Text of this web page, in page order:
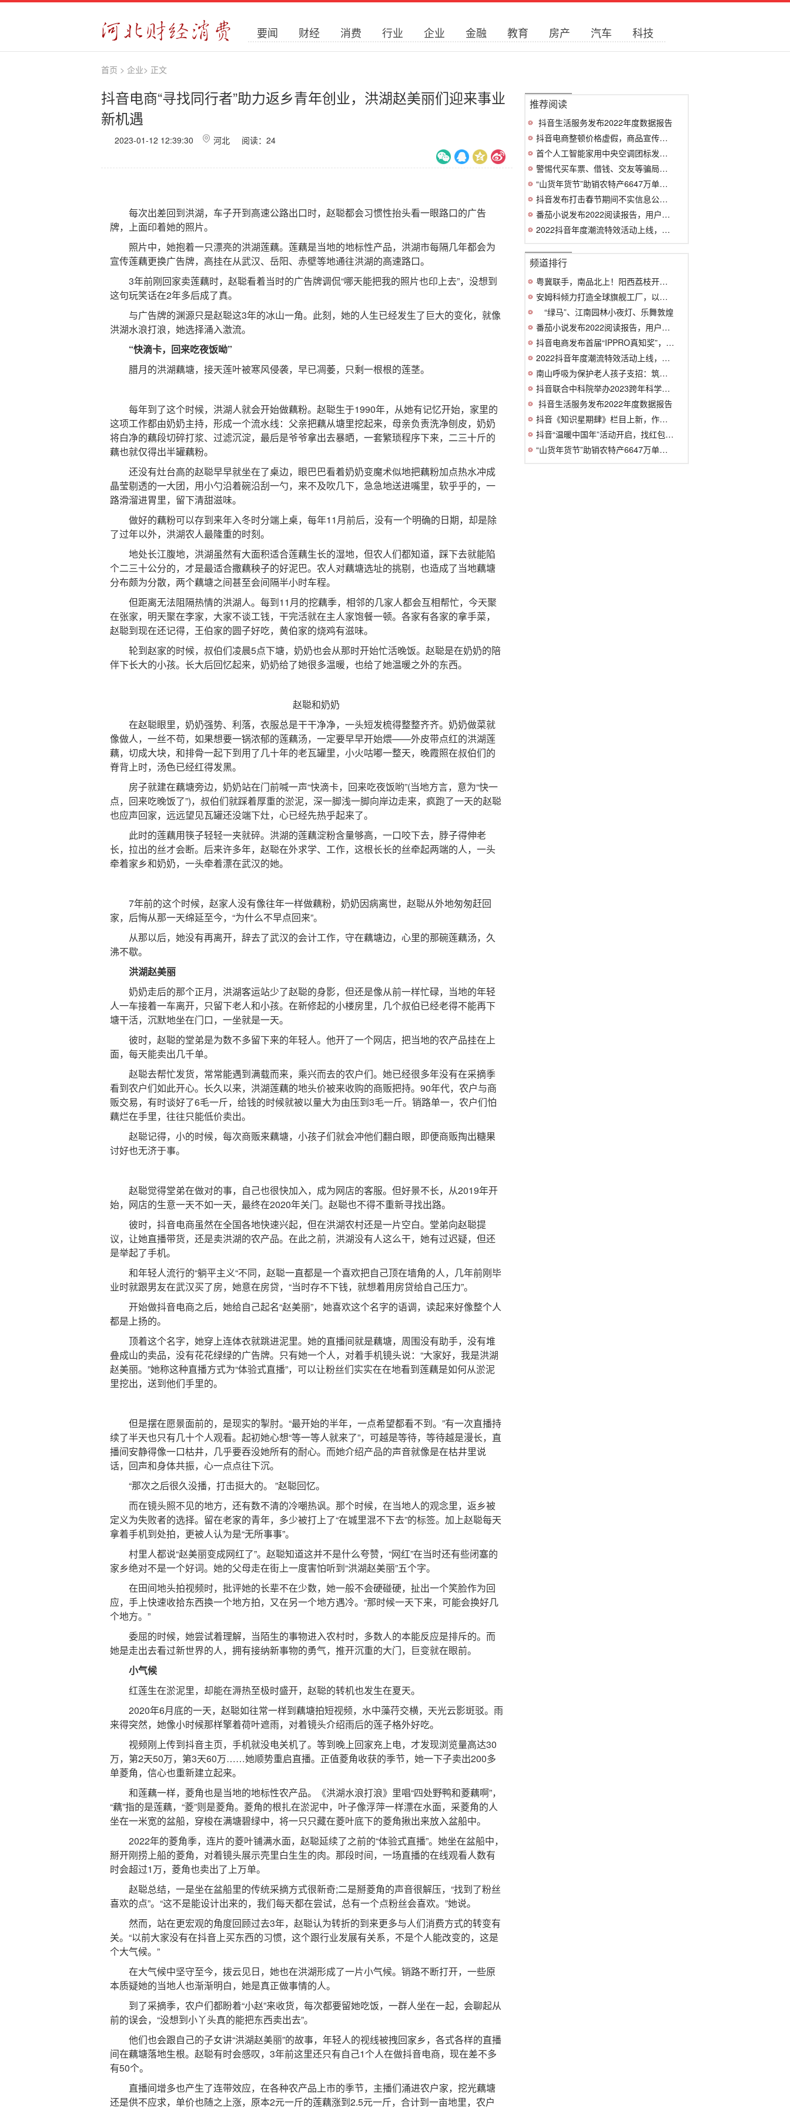
要闻 财经 消费 行业 企业 金融 教育 房产 汽车 科技
首页 > 企业> 正文
抖音电商“寻找同行者”助力返乡青年创业，洪湖赵美丽们迎来事业
新机遇
2023-01-12 12:39:30 河北 阅读： 24
每次出差回到洪湖，车子开到高速公路出口时，赵聪都会习惯性抬头看一眼路口的广告
牌，上面印着她的照片。
照片中，她抱着一只漂亮的洪湖莲藕。莲藕是当地的地标性产品，洪湖市每隔几年都会为
宣传莲藕更换广告牌，高挂在从武汉、岳阳、赤壁等地通往洪湖的高速路口。
3年前刚回家卖莲藕时，赵聪看着当时的广告牌调侃“哪天能把我的照片也印上去”，没想到
这句玩笑话在2年多后成了真。
与广告牌的渊源只是赵聪这3年的冰山一角。此刻，她的人生已经发生了巨大的变化，就像
洪湖水浪打浪，她选择涌入激流。
“快滴卡，回来吃夜饭呦”
腊月的洪湖藕塘，接天莲叶被寒风侵袭，早已凋萎，只剩一根根的莲茎。
每年到了这个时候，洪湖人就会开始做藕粉。赵聪生于1990年，从她有记忆开始，家里的
这项工作都由奶奶主持，形成一个流水线：父亲把藕从塘里挖起来，母亲负责洗净刨皮，奶奶
将白净的藕段切碎打浆、过滤沉淀，最后是爷爷拿出去暴晒，一套繁琐程序下来，二三十斤的
藕也就仅得出半罐藕粉。
还没有灶台高的赵聪早早就坐在了桌边，眼巴巴看着奶奶变魔术似地把藕粉加点热水冲成
晶莹剔透的一大团，用小勺沿着碗沿刮一勺，来不及吹几下，急急地送进嘴里，软乎乎的，一
路滑溜进胃里，留下清甜滋味。
做好的藕粉可以存到来年入冬时分端上桌，每年11月前后，没有一个明确的日期，却是除
了过年以外，洪湖农人最隆重的时刻。
地处长江腹地，洪湖虽然有大面积适合莲藕生长的湿地，但农人们都知道，踩下去就能陷
个二三十公分的，才是最适合撒藕秧子的好泥巴。农人对藕塘选址的挑剔，也造成了当地藕塘
分布颇为分散，两个藕塘之间甚至会间隔半小时车程。
但距离无法阻隔热情的洪湖人。每到11月的挖藕季，相邻的几家人都会互相帮忙，今天聚
在张家，明天聚在李家，大家不谈工钱，干完活就在主人家饱餐一顿。各家有各家的拿手菜，
赵聪到现在还记得，王伯家的圆子好吃，黄伯家的烧鸡有滋味。
轮到赵家的时候，叔伯们凌晨5点下塘，奶奶也会从那时开始忙活晚饭。赵聪是在奶奶的陪
伴下长大的小孩。长大后回忆起来，奶奶给了她很多温暖，也给了她温暖之外的东西。
赵聪和奶奶
在赵聪眼里，奶奶强势、利落，衣服总是干干净净，一头短发梳得整整齐齐。奶奶做菜就
像做人，一丝不苟，如果想要一锅浓郁的莲藕汤，一定要早早开始煨——外皮带点红的洪湖莲
藕，切成大块，和排骨一起下到用了几十年的老瓦罐里，小火咕嘟一整天，晚霞照在叔伯们的
脊背上时，汤色已经红得发黑。
房子就建在藕塘旁边，奶奶站在门前喊一声“快滴卡，回来吃夜饭哟”(当地方言，意为“快一
点，回来吃晚饭了”)，叔伯们就踩着厚重的淤泥，深一脚浅一脚向岸边走来，疯跑了一天的赵聪
也应声回家，远远望见瓦罐还没端下灶，心已经先热乎起来了。
此时的莲藕用筷子轻轻一夹就碎。洪湖的莲藕淀粉含量够高，一口咬下去，脖子得伸老
长，拉出的丝才会断。后来许多年，赵聪在外求学、工作，这根长长的丝牵起两端的人，一头
牵着家乡和奶奶，一头牵着漂在武汉的她。
7年前的这个时候，赵家人没有像往年一样做藕粉，奶奶因病离世，赵聪从外地匆匆赶回
家，后悔从那一天绵延至今，“为什么不早点回来”。
从那以后，她没有再离开，辞去了武汉的会计工作，守在藕塘边，心里的那碗莲藕汤，久
沸不歇。
洪湖赵美丽
奶奶走后的那个正月，洪湖客运站少了赵聪的身影，但还是像从前一样忙碌，当地的年轻
人一车接着一车离开，只留下老人和小孩。在新修起的小楼房里，几个叔伯已经老得不能再下
塘干活，沉默地坐在门口，一坐就是一天。
彼时，赵聪的堂弟是为数不多留下来的年轻人。他开了一个网店，把当地的农产品挂在上
面，每天能卖出几千单。
赵聪去帮忙发货，常常能遇到满载而来，乘兴而去的农户们。她已经很多年没有在采摘季
看到农户们如此开心。长久以来，洪湖莲藕的地头价被来收购的商贩把持。90年代，农户与商
贩交易，有时谈好了6毛一斤，给钱的时候就被以量大为由压到3毛一斤。销路单一，农户们怕
藕烂在手里，往往只能低价卖出。
赵聪记得，小的时候，每次商贩来藕塘，小孩子们就会冲他们翻白眼，即便商贩掏出糖果
讨好也无济于事。
赵聪觉得堂弟在做对的事，自己也很快加入，成为网店的客服。但好景不长，从2019年开
始，网店的生意一天不如一天，最终在2020年关门。赵聪也不得不重新寻找出路。
彼时，抖音电商虽然在全国各地快速兴起，但在洪湖农村还是一片空白。堂弟向赵聪提
议，让她直播带货，还是卖洪湖的农产品。在此之前，洪湖没有人这么干，她有过迟疑，但还
是举起了手机。
和年轻人流行的“躺平主义“不同，赵聪一直都是一个喜欢把自己顶在墙角的人，几年前刚毕
业时就跟男友在武汉买了房，她意在房贷，“当时存不下钱，就想着用房贷给自己压力”。
开始做抖音电商之后，她给自己起名“赵美丽”，她喜欢这个名字的语调，读起来好像整个人
都是上扬的。
顶着这个名字，她穿上连体衣就跳进泥里。她的直播间就是藕塘，周围没有助手，没有堆
叠成山的卖品，没有花花绿绿的广告牌。只有她一个人，对着手机镜头说：“大家好，我是洪湖
赵美丽。”她称这种直播方式为“体验式直播”，可以让粉丝们实实在在地看到莲藕是如何从淤泥
里挖出，送到他们手里的。
但是摆在愿景面前的，是现实的掣肘。“最开始的半年，一点希望都看不到。”有一次直播持
续了半天也只有几十个人观看。起初她心想“等一等人就来了”，可越是等待，等待越是漫长，直
播间安静得像一口枯井，几乎要吞没她所有的耐心。而她介绍产品的声音就像是在枯井里说
话，回声和身体共振，心一点点往下沉。
“那次之后很久没播，打击挺大的。 ”赵聪回忆。
而在镜头照不见的地方，还有数不清的冷嘲热讽。那个时候，在当地人的观念里，返乡被
定义为失败者的选择。留在老家的青年，多少被打上了“在城里混不下去”的标签。加上赵聪每天
拿着手机到处拍，更被人认为是“无所事事”。
村里人都说“赵美丽变成网红了”。赵聪知道这并不是什么夸赞，“网红”在当时还有些闭塞的
家乡绝对不是一个好词。她的父母走在街上一度害怕听到“洪湖赵美丽”五个字。
在田间地头拍视频时，批评她的长辈不在少数，她一般不会硬碰硬，扯出一个笑脸作为回
应，手上快速收拾东西换一个地方拍，又在另一个地方遇冷。“那时候一天下来，可能会换好几
个地方。”
委屈的时候，她尝试着理解，当陌生的事物进入农村时，多数人的本能反应是排斥的。而
她是走出去看过新世界的人，拥有接纳新事物的勇气，推开沉重的大门，巨变就在眼前。
小气候
红莲生在淤泥里，却能在溽热至极时盛开，赵聪的转机也发生在夏天。
2020年6月底的一天，赵聪如往常一样到藕塘拍短视频，水中藻荇交横，天光云影斑驳。雨
来得突然，她像小时候那样擎着荷叶遮雨，对着镜头介绍雨后的莲子格外好吃。
视频刚上传到抖音主页，手机就没电关机了。等到晚上回家充上电，才发现浏览量高达30
万，第2天50万，第3天60万……她顺势重启直播。正值菱角收获的季节，她一下子卖出200多
单菱角，信心也重新建立起来。
和莲藕一样，菱角也是当地的地标性农产品。《洪湖水浪打浪》里唱“四处野鸭和菱藕啊”，
“藕”指的是莲藕，“菱”则是菱角。菱角的根扎在淤泥中，叶子像浮萍一样漂在水面，采菱角的人
坐在一米宽的盆船，穿梭在满塘碧绿中，将一只只藏在菱叶底下的菱角揪出来放入盆船中。
2022年的菱角季，连片的菱叶铺满水面，赵聪延续了之前的“体验式直播”。她坐在盆船中，
掰开刚捞上船的菱角，对着镜头展示壳里白生生的肉。那段时间，一场直播的在线观看人数有
时会超过1万，菱角也卖出了上万单。
赵聪总结，一是坐在盆船里的传统采摘方式很新奇;二是掰菱角的声音很解压，“找到了粉丝
喜欢的点”。“这不是能设计出来的，我们每天都在尝试，总有一个点粉丝会喜欢。”她说。
然而，站在更宏观的角度回顾过去3年，赵聪认为转折的到来更多与人们消费方式的转变有
关。“以前大家没有在抖音上买东西的习惯，这个跟行业发展有关系，不是个人能改变的，这是
个大气候。”
在大气候中坚守至今，拨云见日，她也在洪湖形成了一片小气候。销路不断打开，一些原
本质疑她的当地人也渐渐明白，她是真正做事情的人。
到了采摘季，农户们都盼着“小赵”来收货，每次都要留她吃饭，一群人坐在一起，会聊起从
前的误会，“没想到小丫头真的能把东西卖出去”。
他们也会跟自己的子女讲“洪湖赵美丽”的故事，年轻人的视线被拽回家乡，各式各样的直播
间在藕塘落地生根。赵聪有时会感叹，3年前这里还只有自己1个人在做抖音电商，现在差不多
有50个。
直播间增多也产生了连带效应，在各种农产品上市的季节，主播们涌进农户家，挖光藕塘
还是供不应求，单价也随之上涨，原本2元一斤的莲藕涨到2.5元一斤，合计到一亩地里，农户
推荐阅读
​ 抖音生活服务发布2022年度数据报告
抖音电商整顿价格虚假，商品宣传价与实际
首个人工智能家用中央空调团标发布 COL
警惕代买车票、借钱、交友等骗局，抖音发
“山货年货节”助销农特产6647万单，抖音
抖音发布打击春节期间不实信息公告，已处
番茄小说发布2022阅读报告，用户年均阅读
2022抖音年度潮流特效活动上线，最受欢迎
频道排行
粤冀联手，南品北上！阳西荔枝开启岭南到华
安姆科倾力打造全球旗舰工厂，以卓越制造
“绿马”、江南园林小夜灯、乐舞敦煌
番茄小说发布2022阅读报告，用户年均阅读
抖音电商发布首届“IPPRO真知奖”，小米
2022抖音年度潮流特效活动上线，最受欢迎
南山呼吸为保护老人孩子支招：筑牢家庭防
抖音联合中科院举办2023跨年科学演讲，诺
​ 抖音生活服务发布2022年度数据报告
抖音《知识星期肆》栏目上新，作家杨照、
抖音“温暖中国年”活动开启，找红包、看
“山货年货节”助销农特产6647万单，抖音